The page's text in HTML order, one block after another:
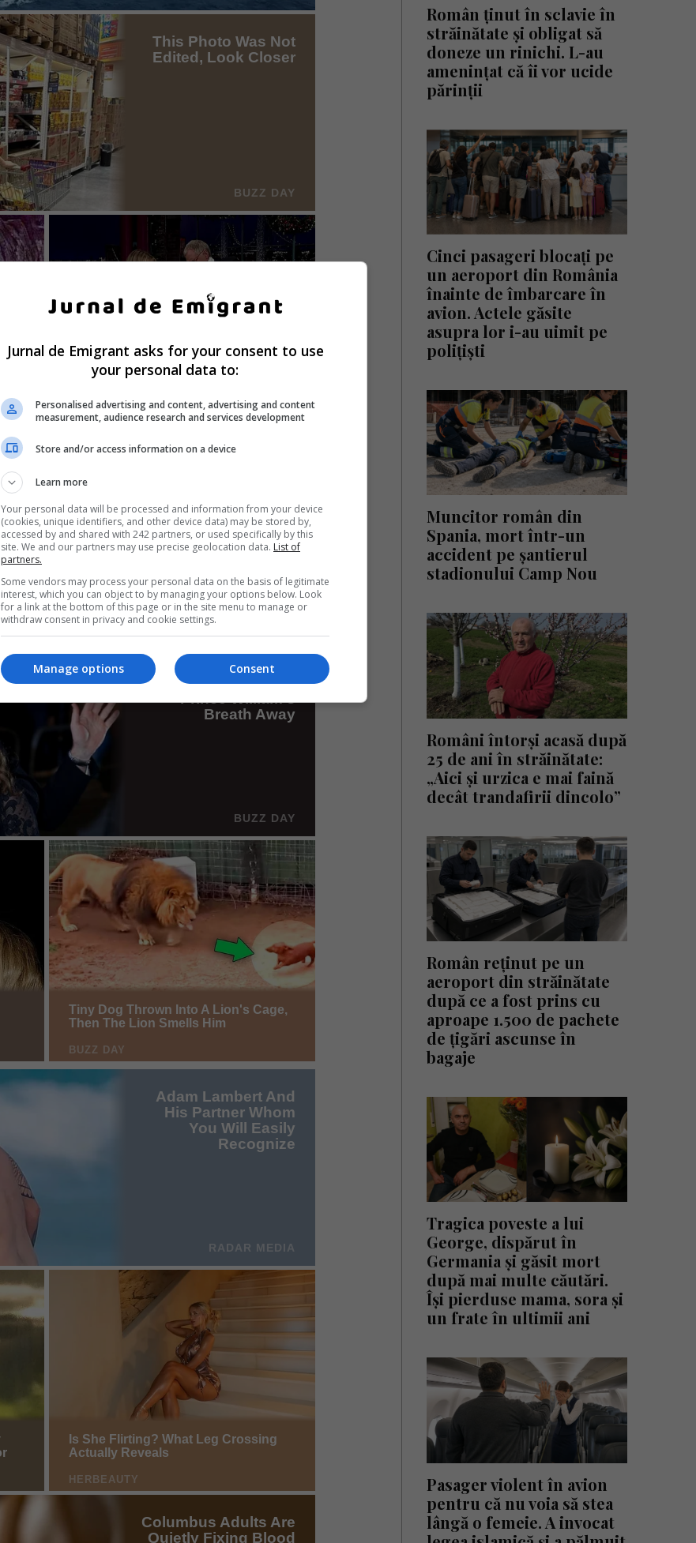
Român ținut în sclavie în
străinătate și obligat să
doneze un rinichi. L-au
amenințat că îi vor ucide
părinții
Cinci pasageri blocați pe
un aeroport din România
înainte de îmbarcare în
avion. Actele găsite
asupra lor i-au uimit pe
polițiști
Muncitor român din
Spania, mort într-un
accident pe șantierul
stadionului Camp Nou
Români întorși acasă după
25 de ani în străinătate:
„Aici și urzica e mai faină
decât trandafirii dincolo”
Român reținut pe un
aeroport din străinătate
după ce a fost prins cu
aproape 1.500 de pachete
de țigări ascunse în
bagaje
Tragica poveste a lui
George, dispărut în
Germania și găsit mort
după mai multe căutări.
Își pierduse mama, sora și
un frate în ultimii ani
Pasager violent în avion
pentru că nu voia să stea
lângă o femeie. A invocat
Jurnal de Emigrant asks for your consent to use
your personal data to:
Personalised advertising and content, advertising and content
measurement, audience research and services development
Store and/or access information on a device
Learn more
Your personal data will be processed and information from your device
(cookies, unique identifiers, and other device data) may be stored by,
accessed by and shared with 242 partners, or used specifically by this
site. We and our partners may use precise geolocation data. List of
partners.
Some vendors may process your personal data on the basis of legitimate
interest, which you can object to by managing your options below. Look
for a link at the bottom of this page or in the site menu to manage or
withdraw consent in privacy and cookie settings.
Consent
Manage options